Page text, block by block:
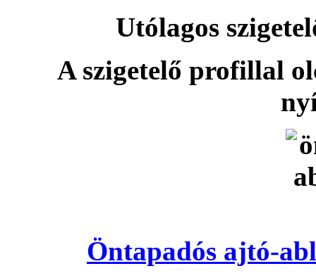
Utólagos
A szigetelő profillal
Öntapadós ajtó-